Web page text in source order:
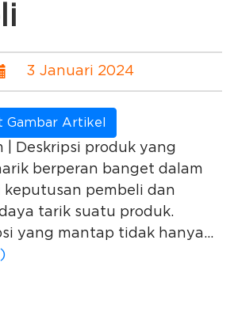
3 Januari 2024
Gambar Artikel
| Deskripsi produk yang
berperan banget dalam
keputusan pembeli dan
tarik suatu produk.
yang mantap tidak hanya...